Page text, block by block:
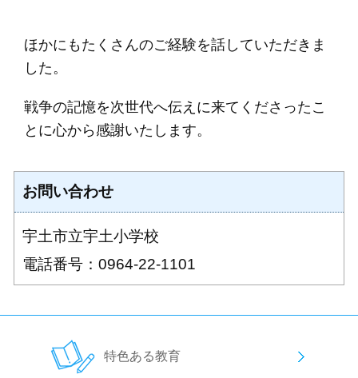
ほかにもたくさんのご経験を話していただきま
した。
戦争の記憶を次世代へ伝えに来てくださったこ
とに心から感謝いたします。
お問い合わせ
宇土市立宇土小学校
電話番号：0964-22-1101
特色ある教育